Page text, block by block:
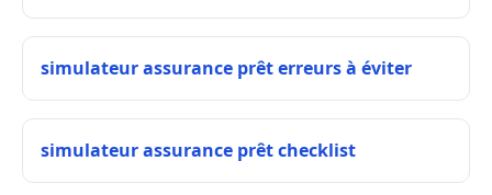
simulateur assurance prêt erreurs à éviter
simulateur assurance prêt checklist